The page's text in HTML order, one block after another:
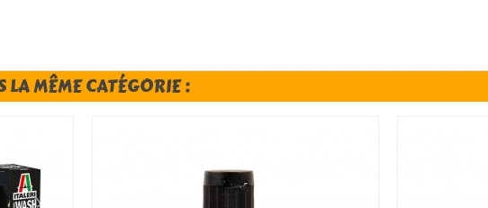
LA MÊME CATÉGORIE :